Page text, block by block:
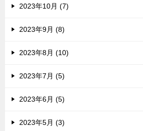
2023年10月 (7)
2023年9月 (8)
2023年8月 (10)
2023年7月 (5)
2023年6月 (5)
2023年5月 (3)